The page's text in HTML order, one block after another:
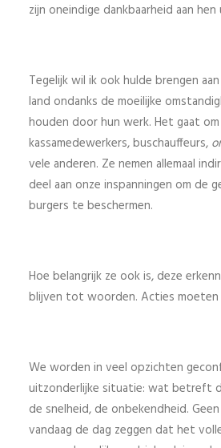
zijn oneindige dankbaarheid aan hen
Tegelijk wil ik ook hulde brengen
land ondanks de moeilijke
houden door hun werk. Het gaat
kassamedewerkers, buschauffeurs,
vele anderen. Ze nemen allemaal
deel aan onze inspanningen om de
burgers te beschermen.
Hoe belangrijk ze ook is, deze
blijven tot woorden. Acties moeten
We worden in veel opzichten
uitzonderlijke situatie: wat betreft
de snelheid, de onbekendheid.
vandaag de dag zeggen dat het